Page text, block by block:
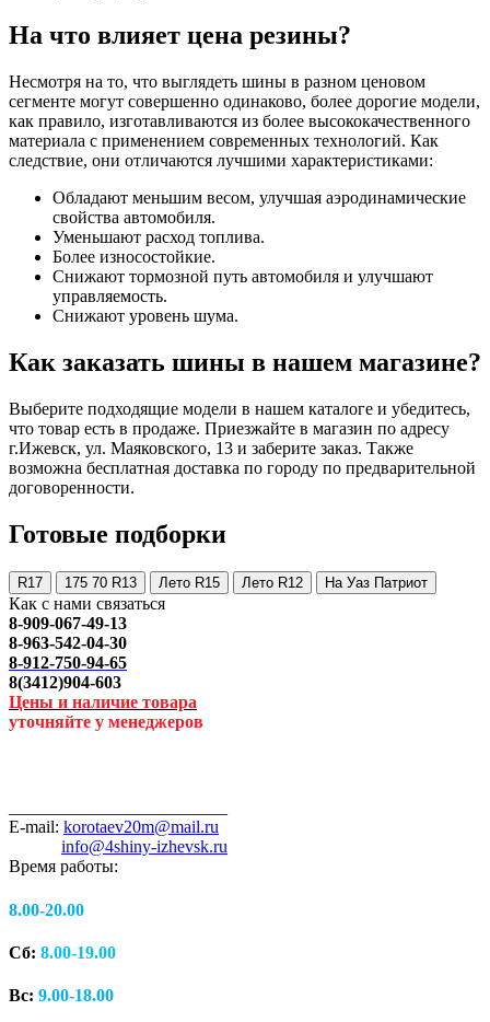
На что влияет цена резины?
Несмотря на то, что выглядеть шины в разном ценовом
сегменте могут совершенно одинаково, более дорогие модели,
как правило, изготавливаются из более высококачественного
материала с применением современных технологий. Как
следствие, они отличаются лучшими характеристиками:
Обладают меньшим весом, улучшая аэродинамические
свойства автомобиля.
Уменьшают расход топлива.
Более износостойкие.
Снижают тормозной путь автомобиля и улучшают
управляемость.
Снижают уровень шума.
Как заказать шины в нашем магазине?
Выберите подходящие модели в нашем каталоге и убедитесь,
что товар есть в продаже. Приезжайте в магазин по адресу
г.Ижевск, ул. Маяковского, 13 и заберите заказ. Также
возможна бесплатная доставка по городу по предварительной
договоренности.
Готовые подборки
R17 175 70 R13 Лето R15 Лето R12 На Уаз Патриот
Как с нами связаться
8-909-067-49-13
8-963-542-04-30
8-912-750-94-65
8(3412)904-603
Цены и наличие товара
уточняйте у менеджеров
E-mail: korotaev20m@mail.ru
info@4shiny-izhevsk.ru
Время работы:
8.00-20.00
Сб: 8.00-19.00
Вс: 9.00-18.00